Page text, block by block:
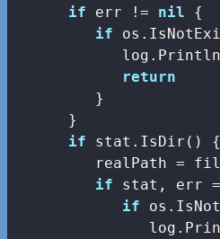
if err != nil {
if
return
         }
      }
if stat.IsDir() {
realPath =
if stat, err
if